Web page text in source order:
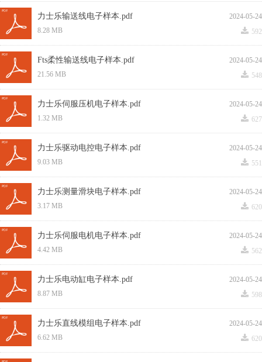
2024-05-24
力士乐输送线电子样本.pdf
끂 592
8.28 MB
2024-05-24
Fts柔性输送线电子样本.pdf
끂 548
21.56 MB
2024-05-24
力士乐伺服压机电子样本.pdf
끂 627
1.32 MB
2024-05-24
力士乐驱动电控电子样本.pdf
끂 551
9.03 MB
2024-05-24
力士乐测量滑块电子样本.pdf
끂 620
3.17 MB
2024-05-24
力士乐伺服电机电子样本.pdf
끂 562
4.42 MB
2024-05-24
力士乐电动缸电子样本.pdf
끂 598
8.87 MB
2024-05-24
力士乐直线模组电子样本.pdf
끂 620
6.62 MB